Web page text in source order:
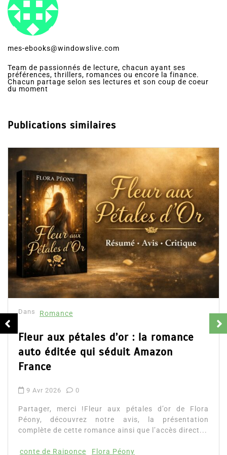
mes-ebooks@windowslive.com
Team de passionnés de lecture, chacun ayant ses
préférences, thrillers, romances ou encore la finance.
Chacun partage selon ses lectures et son coup de coeur
du moment
Publications similaires
Dans Romance
Fleur aux pétales d’or : la romance
auto éditée qui séduit Amazon
France
9 Avr 2026 0
Partager, merci !Fleur aux pétales d’or de Flora
Péony, découvrez notre avis, la présentation
complète de cette romance ainsi que l’accès direct...
conte de Raiponce
Flora Péony